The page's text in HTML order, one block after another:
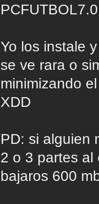
Yo los instale
se ve rara o
minimizando
XDD
PD: si alguien
2 o 3 partes al
bajaros 600